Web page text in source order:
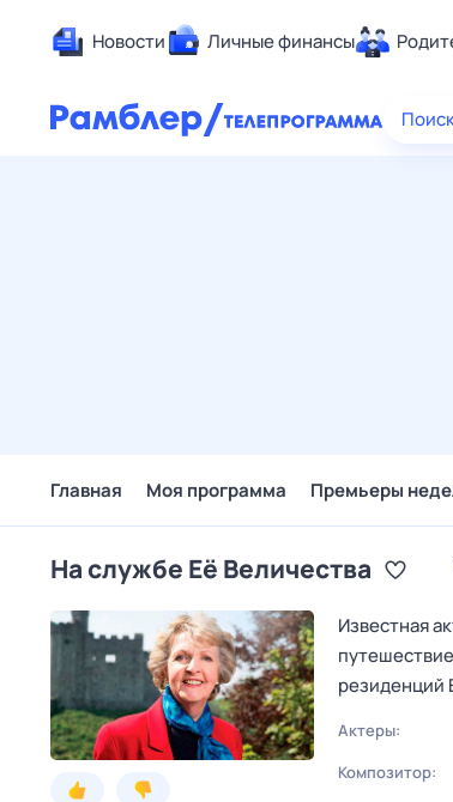
Новости Личные финансы
Главная Моя программа Премьеры
На службе Её Величества
Известная
резиденций
Актеры:
Композитор: